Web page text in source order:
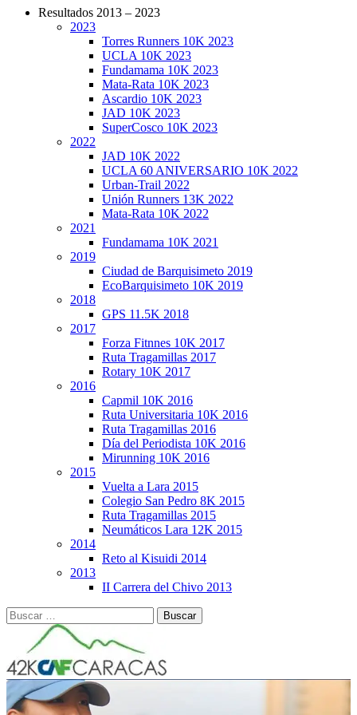
CarreraPro – Organización de eventos
deportivos
Resultados 2013 – 2023
2023
Torres Runners 10K 2023
UCLA 10K 2023
Fundamama 10K 2023
Mata-Rata 10K 2023
Ascardio 10K 2023
JAD 10K 2023
SuperCosco 10K 2023
2022
JAD 10K 2022
UCLA 60 ANIVERSARIO 10K 2022
Urban-Trail 2022
Unión Runners 13K 2022
Mata-Rata 10K 2022
2021
Fundamama 10K 2021
2019
Ciudad de Barquisimeto 2019
EcoBarquisimeto 10K 2019
2018
GPS 11.5K 2018
2017
Forza Fitnnes 10K 2017
Ruta Tragamillas 2017
Rotary 10K 2017
2016
Capmil 10K 2016
Ruta Universitaria 10K 2016
Ruta Tragamillas 2016
Día del Periodista 10K 2016
Mirunning 10K 2016
2015
Vuelta a Lara 2015
Colegio San Pedro 8K 2015
Ruta Tragamillas 2015
Neumáticos Lara 12K 2015
2014
Reto al Kisuidi 2014
2013
II Carrera del Chivo 2013
Buscar: